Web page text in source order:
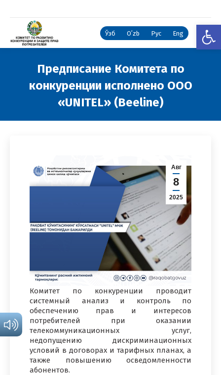
Ўзб Oʻzb Рус Eng
Предписание Комитета по
конкуренции исполнено ООО
«UNITEL» (Beeline)
Авг
8
2025
Комитет по конкуренции проводит
системный анализ и контроль по
обеспечению прав и интересов
потребителей при оказании
телекоммуникационных услуг,
недопущению дискриминационных
условий в договорах и тарифных планах, а
также повышению осведомленности
абонентов.